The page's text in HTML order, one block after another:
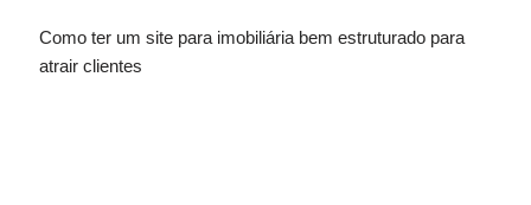
Como ter um site para imobiliária bem estruturado para
atrair clientes